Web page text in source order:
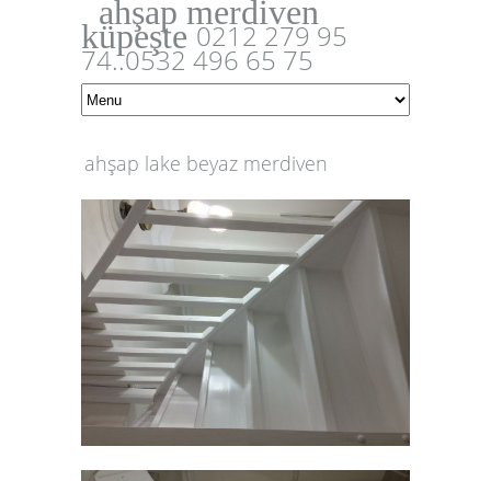
ahşap merdiven
küpeşte0212 279 95
74..0532 496 65 75